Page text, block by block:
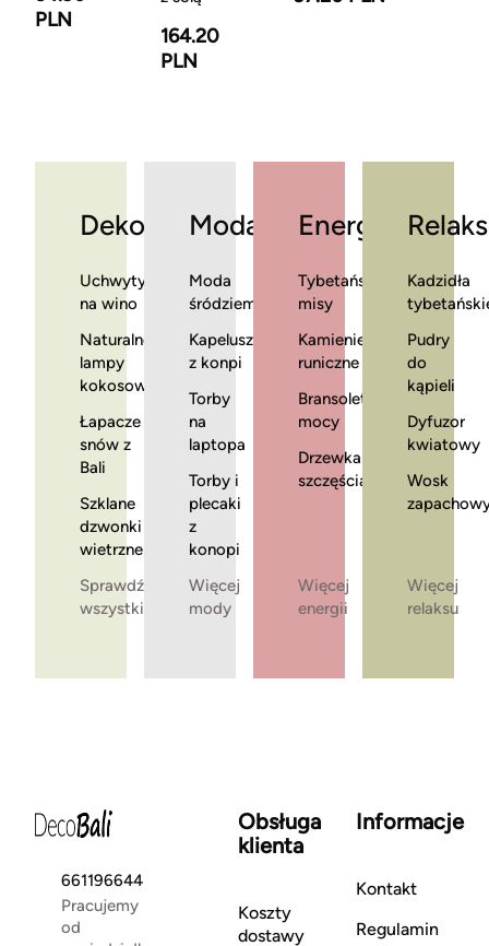
PLN
164.20
PLN
Dekoracje
Uchwyty
na wino
Naturalne
lampy
kokosowe
Łapacze
snów z
Bali
Szklane
dzwonki
wietrzne
Sprawdź
wszystkie
Moda
Moda
śródziemnomorska
Kapelusze
z konpi
Torby
na
laptopa
Torby i
plecaki
z
konopi
Więcej
mody
Energia
Tybetańskie
misy
Kamienie
runiczne
Bransoletki
mocy
Drzewka
szczęścia
Więcej
energii
Relaks
Kadzidła
Pudry
do
kąpieli
Dyfuzor
kwiatowy
Wosk
Więcej
relaksu
661196644
Pracujemy
od
Obsługa
klienta
Koszty
dostawy
Informacje
Kontakt
Regulamin